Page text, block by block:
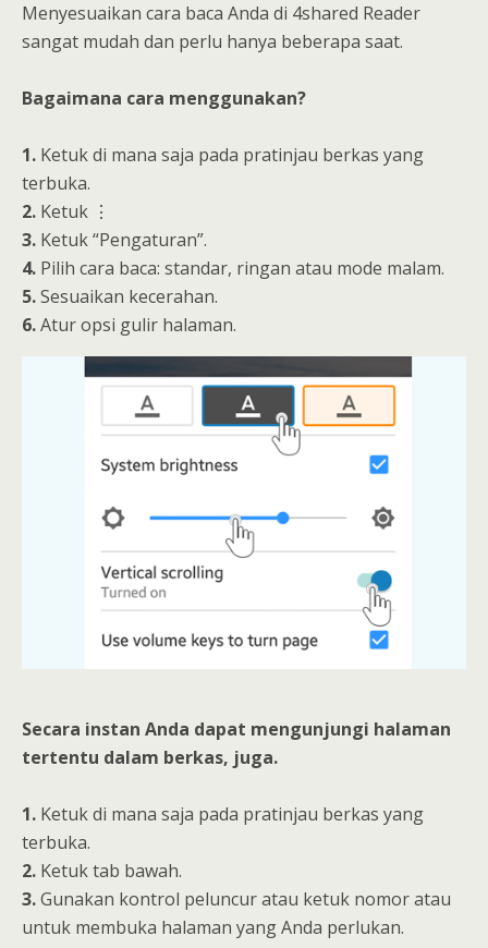
Menyesuaikan cara baca Anda di 4shared Reader
sangat mudah dan perlu hanya beberapa saat.
Bagaimana cara menggunakan?
1. Ketuk di mana saja pada pratinjau berkas yang
terbuka.
2. Ketuk ⋮
3. Ketuk “Pengaturan”.
4. Pilih cara baca: standar, ringan atau mode malam.
5.Sesuaikan kecerahan.
6.Atur opsi gulir halaman.
Secara instan Anda dapat mengunjungi halaman
tertentu dalam berkas, juga.
1. Ketuk di mana saja pada pratinjau berkas yang
terbuka.
2. Ketuk tab bawah.
3.Gunakan kontrol peluncur atau ketuk nomor atau
untuk membuka halaman yang Anda perlukan.